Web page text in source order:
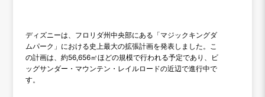
ディズニーは、フロリダ州中央部にある「マジックキングダ
ムパーク」における史上最大の拡張計画を発表しました。こ
の計画は、約56,656㎡ほどの規模で行われる予定であり、ビ
ッグサンダー・マウンテン・レイルロードの近辺で進行中で
す。